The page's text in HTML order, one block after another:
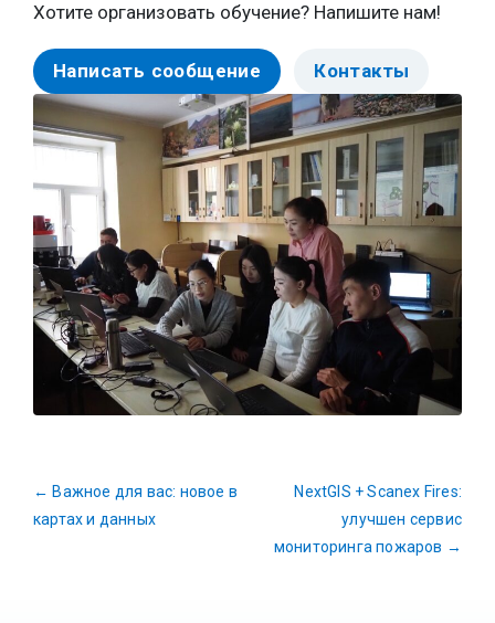
Хотите организовать обучение? Напишите нам!
Написать сообщение Контакты
← Важное для вас: новое в
картах и данных
NextGIS + Scanex Fires:
улучшен сервис
мониторинга пожаров →